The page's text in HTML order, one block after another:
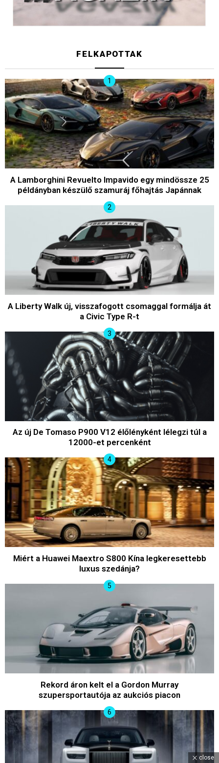
FELKAPOTTAK
A Lamborghini Revuelto Impavido egy mindössze 25
példányban készülő szamuráj főhajtás Japánnak
A Liberty Walk új, visszafogott csomaggal formálja át
a Civic Type R-t
Az új De Tomaso P900 V12 élőlényként lélegzi túl a
12000-et percenként
Miért a Huawei Maextro S800 Kína legkeresettebb
luxus szedánja?
Rekord áron kelt el a Gordon Murray
szupersportautója az aukciós piacon
close